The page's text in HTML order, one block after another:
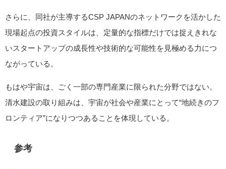
さらに、同社が主導するCSP JAPANのネットワークを活かした
現場起点の投資スタイルは、定量的な指標だけでは捉えきれな
いスタートアップの成長性や技術的な可能性を見極める力につ
ながっている。
もはや宇宙は、ごく一部の専門産業に限られた分野ではない。
清水建設の取り組みは、宇宙が社会や産業にとって“地続きのフ
ロンティア”になりつつあることを体現している。
参考